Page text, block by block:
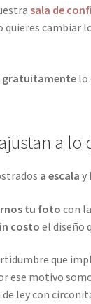
sala de
quieres cambiar
gratuitamentelo
a
a escala y
tu foto con
costoel diseño
que
ese motivo
ley con